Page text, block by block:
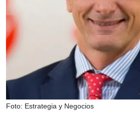
Foto: Estrategia y Negocios